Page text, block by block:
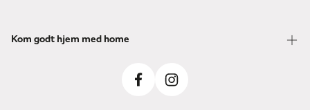
Kom godt hjem med home